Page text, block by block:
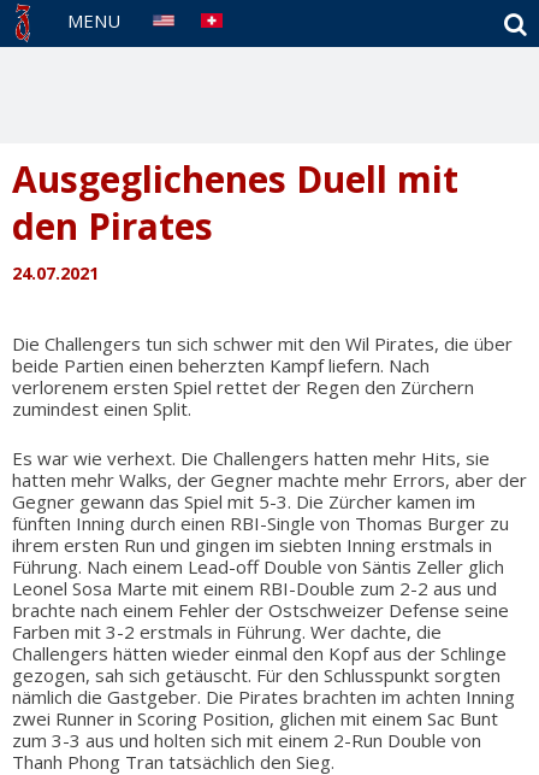
MENU
Ausgeglichenes Duell mit
den Pirates
24.07.2021
Die Challengers tun sich schwer mit den Wil Pirates, die über
beide Partien einen beherzten Kampf liefern. Nach
verlorenem ersten Spiel rettet der Regen den Zürchern
zumindest einen Split.
Es war wie verhext. Die Challengers hatten mehr Hits, sie
hatten mehr Walks, der Gegner machte mehr Errors, aber der
Gegner gewann das Spiel mit 5-3. Die Zürcher kamen im
fünften Inning durch einen RBI-Single von Thomas Burger zu
ihrem ersten Run und gingen im siebten Inning erstmals in
Führung. Nach einem Lead-off Double von Säntis Zeller glich
Leonel Sosa Marte mit einem RBI-Double zum 2-2 aus und
brachte nach einem Fehler der Ostschweizer Defense seine
Farben mit 3-2 erstmals in Führung. Wer dachte, die
Challengers hätten wieder einmal den Kopf aus der Schlinge
gezogen, sah sich getäuscht. Für den Schlusspunkt sorgten
nämlich die Gastgeber. Die Pirates brachten im achten Inning
zwei Runner in Scoring Position, glichen mit einem Sac Bunt
zum 3-3 aus und holten sich mit einem 2-Run Double von
Thanh Phong Tran tatsächlich den Sieg.